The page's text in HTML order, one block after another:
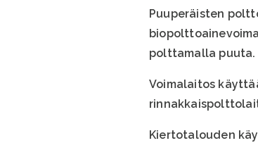
Puuperäisten
polttamalla puuta.
Voimalaitos
Kiertotalouden